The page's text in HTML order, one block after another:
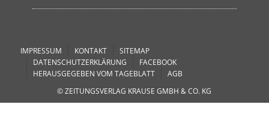
IMPRESSUM KONTAKT
SITEMAP
DATENSCHUTZERKLÄRUNG
FACEBOOK
HERAUSGEGEBEN VOM TAGEBLATT
AGB
© ZEITUNGSVERLAG KRAUSE GMBH & CO. KG